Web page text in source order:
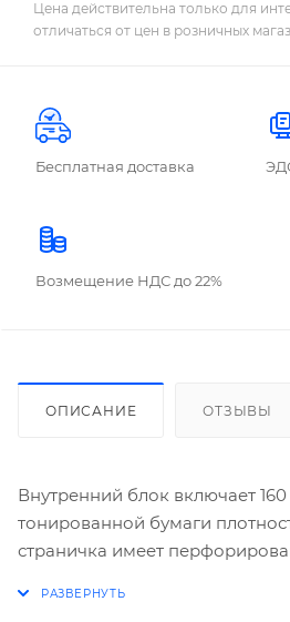
Цена действительна только для
отличаться от цен в розничных
Бесплатная доставка
Возмещение НДС до 22%
ОПИСАНИЕ ОТЗЫВЫ
Внутренний блок включает 160
тонированной бумаги
страничка имеет